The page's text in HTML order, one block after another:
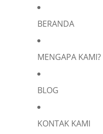
BERANDA
MENGAPA KAMI?
BLOG
KONTAK KAMI